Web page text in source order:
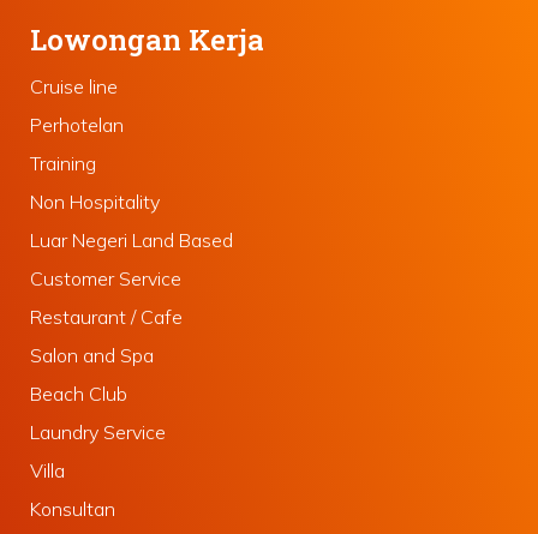
Lowongan Kerja
Cruise line
Perhotelan
Training
Non Hospitality
Luar Negeri Land Based
Customer Service
Restaurant / Cafe
Salon and Spa
Beach Club
Laundry Service
Villa
Konsultan